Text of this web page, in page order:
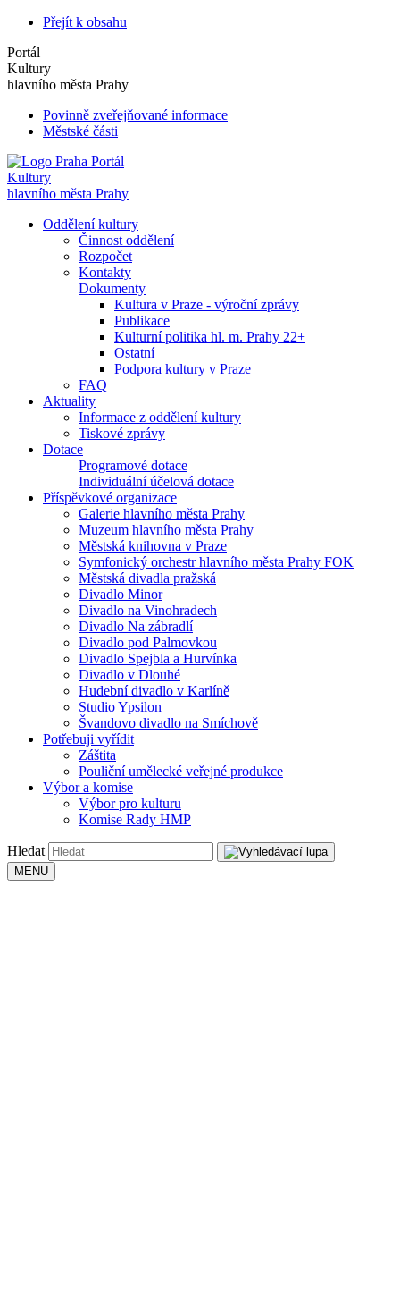
Přejít k obsahu
Portál
Kultury
hlavního města Prahy
Povinně zveřejňované informace
Městské části
Portál
Kultury
hlavního města Prahy
Oddělení kultury
Činnost oddělení
Rozpočet
Kontakty
Dokumenty
Kultura v Praze - výroční zprávy
Publikace
Kulturní politika hl. m. Prahy 22+
Ostatní
Podpora kultury v Praze
FAQ
Aktuality
Informace z oddělení kultury
Tiskové zprávy
Dotace
Programové dotace
Individuální účelová dotace
Příspěvkové organizace
Galerie hlavního města Prahy
Muzeum hlavního města Prahy
Městská knihovna v Praze
Symfonický orchestr hlavního města Prahy FOK
Městská divadla pražská
Divadlo Minor
Divadlo na Vinohradech
Divadlo Na zábradlí
Divadlo pod Palmovkou
Divadlo Spejbla a Hurvínka
Divadlo v Dlouhé
Hudební divadlo v Karlíně
Studio Ypsilon
Švandovo divadlo na Smíchově
Potřebuji vyřídit
Záštita
Pouliční umělecké veřejné produkce
Výbor a komise
Výbor pro kulturu
Komise Rady HMP
Hledat
MENU